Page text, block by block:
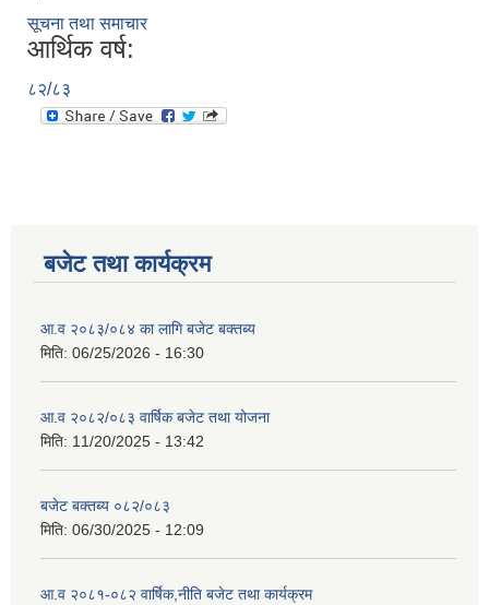
सूचना तथा समाचार
आर्थिक वर्ष:
८२/८३
बजेट तथा कार्यक्रम
आ.व २०८३/०८४ का लागि बजेट बक्तब्य
मिति: 06/25/2026 - 16:30
आ.व २०८२/०८३ वार्षिक बजेट तथा योजना
मिति: 11/20/2025 - 13:42
बजेट बक्तब्य ०८२/०८३
मिति: 06/30/2025 - 12:09
आ.व २०८१-०८२ वार्षिक,नीति बजेट तथा कार्यक्रम